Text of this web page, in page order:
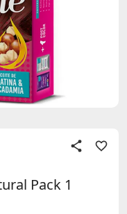
Pack 1